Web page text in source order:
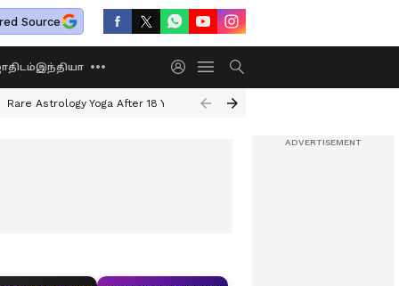
Source
இந்தியா
Rare Astrology Yoga After 18 Years Dwi Pushkar Yoga 2026